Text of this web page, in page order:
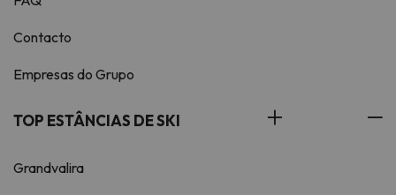
Contacto
Empresas do Grupo
TOP ESTÂNCIAS DE SKI
Grandvalira